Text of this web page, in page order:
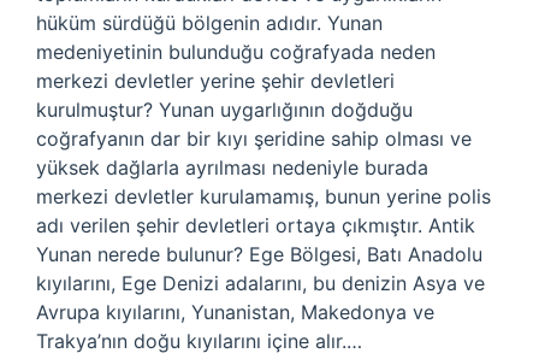
hüküm sürdüğü bölgenin adıdır. Yunan
medeniyetinin bulunduğu coğrafyada neden
merkezi devletler yerine şehir devletleri
kurulmuştur? Yunan uygarlığının doğduğu
coğrafyanın dar bir kıyı şeridine sahip olması ve
yüksek dağlarla ayrılması nedeniyle burada
merkezi devletler kurulamamış, bunun yerine polis
adı verilen şehir devletleri ortaya çıkmıştır. Antik
Yunan nerede bulunur? Ege Bölgesi, Batı Anadolu
kıyılarını, Ege Denizi adalarını, bu denizin Asya ve
Avrupa kıyılarını, Yunanistan, Makedonya ve
Trakya’nın doğu kıyılarını içine alır.…